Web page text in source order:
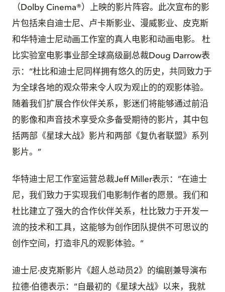
（Dolby Cinema®）上映的影片阵容。此次宣布的影
片包括来自迪士尼、卢卡斯影业、漫威影业、皮克斯
和华特迪士尼动画工作室的真人电影和动画电影。 杜
比实验室电影事业部全球高级副总裁Doug Darrow表
示：“杜比和迪士尼同样拥有悠久的历史，共同致力于
为全球各地的观众带来令人叹为观止的的观影体验。
随着我们扩展合作伙伴关系，影迷们将能够通过前沿
的影像和声音技术享受众多备受期待的影片，其中包
括两部《星球大战》影片和两部《复仇者联盟》系列
影片。”
华特迪士尼工作室运营总裁Jeff Miller表示：“在迪士
尼，我们致力于实现我们电影制作者的愿景。我们和
杜比建立了强大的合作伙伴关系，杜比致力于开发一
流的技术和工具，这能够为创作团队提供不可思议的
创作空间，打造非凡的观影体验。”
迪士尼·皮克斯影片《超人总动员2》的编剧兼导演布
拉德·伯德表示：“自最初的《星球大战》以来，我就